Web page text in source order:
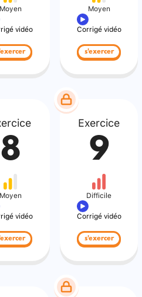
Moyen
vidéo
Moyen
Corrigé vidéo
s'exercer
8
Moyen
vidéo
Exercice
9
Difficile
Corrigé vidéo
s'exercer